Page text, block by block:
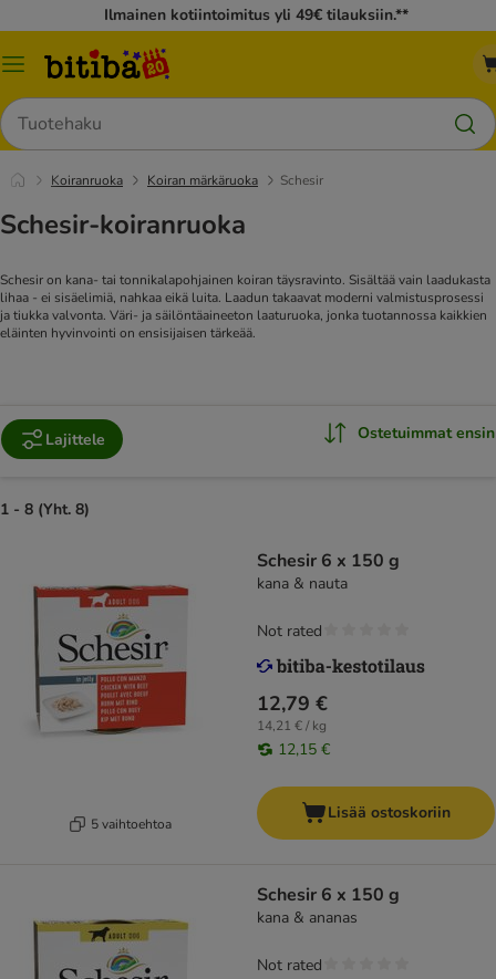
Ilmainen kotiintoimitus yli 49€ tilauksiin.**
Katalogivalikko
Hae
Koiranruoka Koiran märkäruoka Schesir
Schesir-koiranruoka
Schesir on kana- tai tonnikalapohjainen koiran täysravinto. Sisältää vain laadukasta
lihaa - ei sisäelimiä, nahkaa eikä luita. Laadun takaavat moderni valmistusprosessi
ja tiukka valvonta. Väri- ja säilöntäaineeton laaturuoka, jonka tuotannossa kaikkien
eläinten hyvinvointi on ensisijaisen tärkeää.
Lajittele Ostetuimmat ensin
1 - 8 (Yht. 8)
5 vaihtoehtoa
Schesir 6 x 150 g
kana & nauta
12,79 €
14,21 € / kg
12,15 €
Not rated
Lisää ostoskoriin
Schesir 6 x 150 g
kana & ananas
Not rated